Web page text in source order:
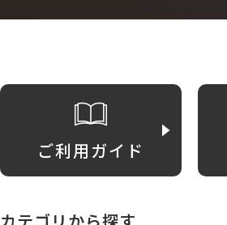
ご利用ガイド
カテゴリから探す